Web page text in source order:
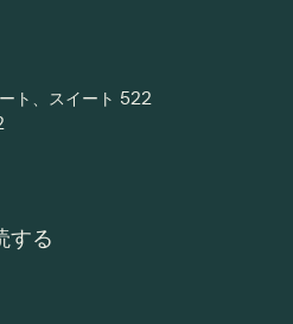
ト、スイート 522
する